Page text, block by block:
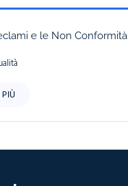
e le Non Conformità
PIÙ